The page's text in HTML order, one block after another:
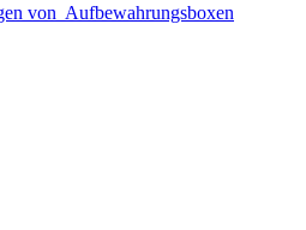
von Aufbewahrungsboxen